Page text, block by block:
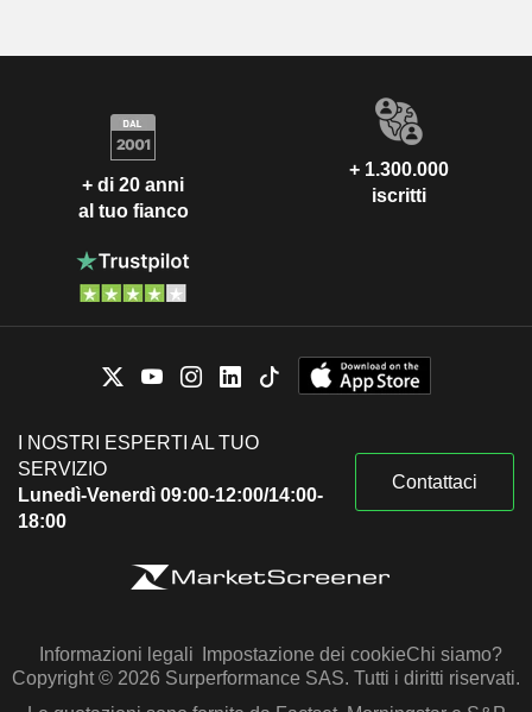
+ di 20 anni
al tuo fianco
+ 1.300.000
iscritti
I NOSTRI ESPERTI AL TUO
SERVIZIO
Lunedì-Venerdì 09:00-12:00/14:00-
18:00
Contattaci
Informazioni legali Impostazione dei cookieChi siamo?
Copyright © 2026 Surperformance SAS. Tutti i diritti riservati.